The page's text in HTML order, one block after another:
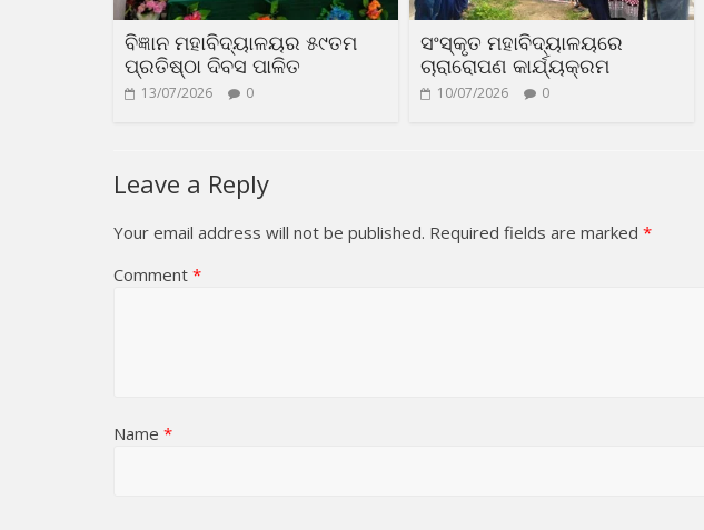
ବିଜ୍ଞାନ ମହାବିଦ୍ୟାଳୟର ୫୯ତମ
ପ୍ରତିଷ୍ଠା ଦିବସ ପାଳିତ
13/07/2026 0
ସଂସ୍କୃତ ମହାବିଦ୍ୟାଳୟରେ
ଚାରାରୋପଣ କାର୍ଯ୍ୟକ୍ରମ
10/07/2026 0
Leave a Reply
Your email address will not be published. Required fields are marked *
Comment *
Name *